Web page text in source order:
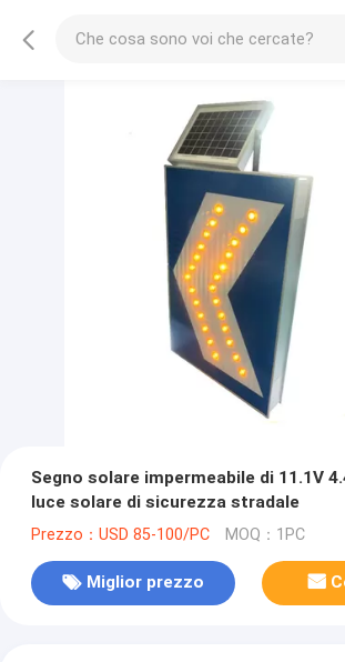
Segno solare impermeabile di 11.1V
luce solare di sicurezza stradale
Prezzo：USD 85-100/PC MOQ：1PC
Miglior prezzo